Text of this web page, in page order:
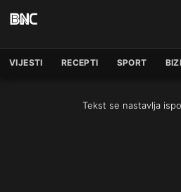
VIJESTI RECEPTI SPORT
Tekst se nastavlja